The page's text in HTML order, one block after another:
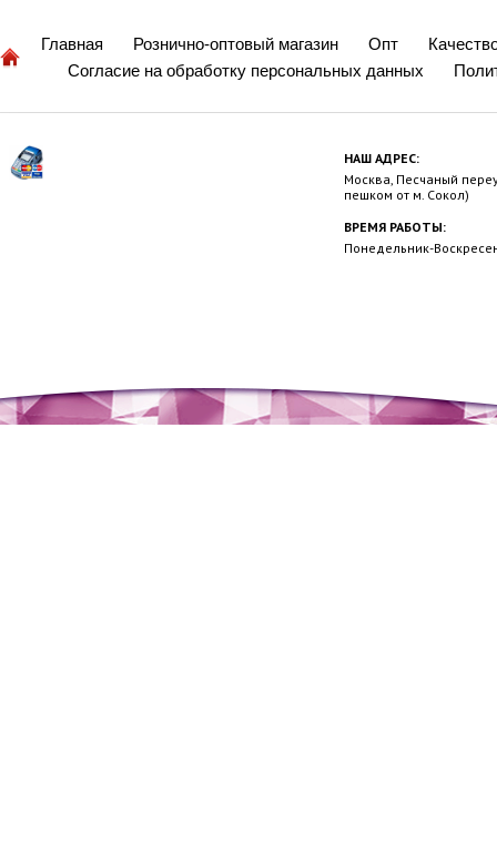
Главная Рознично-оптовый магазин Опт
Согласие на обработку персональных данных
НАШ АДРЕС:
Москва, Песчаный
пешком от м. Сокол)
ВРЕМЯ РАБОТЫ:
Понедельник-